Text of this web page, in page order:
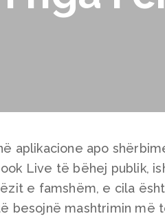
aplikacione apo
Live të bëhej publik,
e famshëm, e cila
besojnë mashtrimin më